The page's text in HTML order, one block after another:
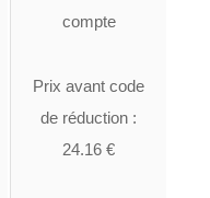
compte
Prix avant code
de réduction :
24.16 €